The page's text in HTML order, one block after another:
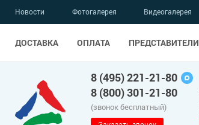
Новости Фотогалерея Видеогалерея
ДОСТАВКА ОПЛАТА ПРЕДСТАВИТЕЛИ
8 (495) 221-21-80
8 (800) 301-21-80
(звонок бесплатный)